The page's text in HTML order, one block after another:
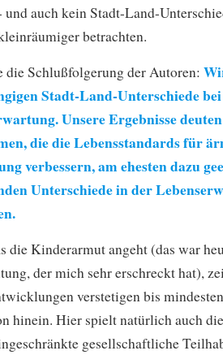
und auch kein Stadt-Land-
betrachten.
die Schlußfolgerung der Autoren:
Stadt-Land-Unterschiede
Unsere Ergebnisse
die die Lebensstandards für
verbessern, am ehesten dazu
Unterschiede in der
die Kinderarmut angeht (das war
der mich sehr erschreckt hat),
verstetigen bis
hinein. Hier spielt natürlich auch
gesellschaftliche